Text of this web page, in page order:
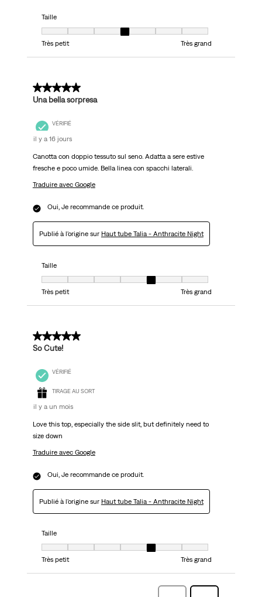
Taille
Taille, 4 sur 7, où 1 est égal à Très petit et 7 est égal à Très grand
Très petit
Très grand
4 sur 5 étoiles.
Una bella sorpresa
VÉRIFIÉ
il y a 16 jours
Canotta con doppio tessuto sul seno. Adatta a sere estive
fresche e poco umide. Bella linea con spacchi laterali.
Traduire avec Google
Oui, Je recommande ce produit.
Publié à l'origine sur Haut tube Talia - Anthracite Night
Taille
Taille, 5 sur 7, où 1 est égal à Très petit et 7 est égal à Très grand
Très petit
Très grand
4 sur 5 étoiles.
So Cute!
VÉRIFIÉ
TIRAGE AU SORT
il y a un mois
Love this top, especially the side slit, but definitely need to
size down
Traduire avec Google
Oui, Je recommande ce produit.
Publié à l'origine sur Haut tube Talia - Anthracite Night
Taille
Taille, 5 sur 7, où 1 est égal à Très petit et 7 est égal à Très grand
Très petit
Très grand